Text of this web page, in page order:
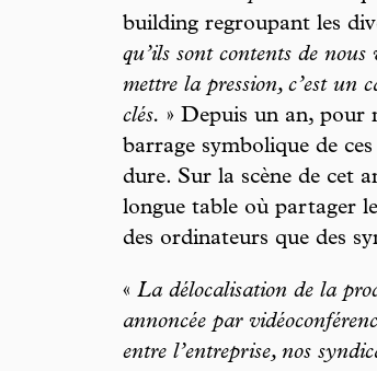
building regroupant les
qu’ils sont contents de
mettre la pression, c’est un
clés. » Depuis un an, pour
barrage symbolique de
dure. Sur la scène de cet
longue table où partager
des ordinateurs que des
« La délocalisation de la
annoncée par
entre l’entreprise, nos